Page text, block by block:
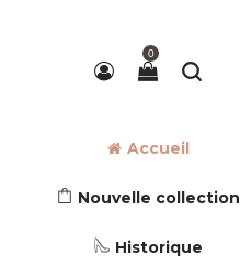
0
Accueil
Nouvelle collection
Historique